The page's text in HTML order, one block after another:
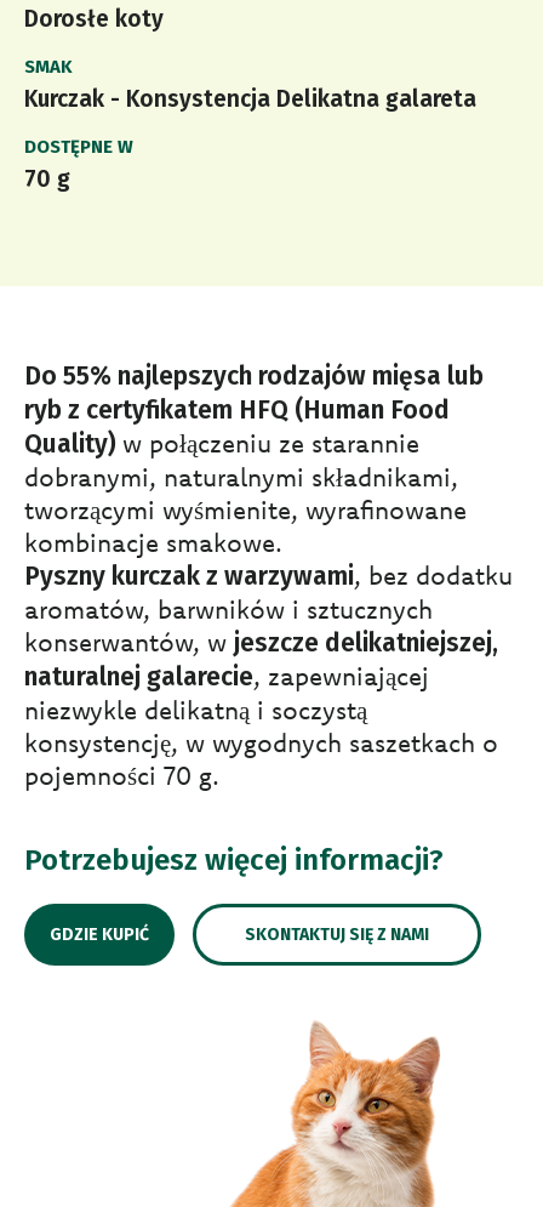
Dorosłe koty
SMAK
Kurczak - Konsystencja Delikatna galareta
DOSTĘPNE W
70 g
Do 55% najlepszych rodzajów mięsa lub
ryb z certyfikatem HFQ (Human Food
Quality) w połączeniu ze starannie
dobranymi, naturalnymi składnikami,
tworzącymi wyśmienite, wyrafinowane
kombinacje smakowe.
Pyszny kurczak z warzywami, bez dodatku
aromatów, barwników i sztucznych
konserwantów, w jeszcze delikatniejszej,
naturalnej galarecie, zapewniającej
niezwykle delikatną i soczystą
konsystencję, w wygodnych saszetkach o
pojemności 70 g.
Potrzebujesz więcej informacji?
GDZIE KUPIĆ SKONTAKTUJ SIĘ Z NAMI